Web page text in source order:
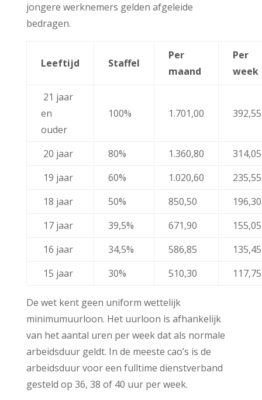
jongere werknemers gelden afgeleide
bedragen.
Leeftijd Staffel
Per
maand
Per
week
21 jaar
en
ouder
100% 1.701,00 392,55
20 jaar 80% 1.360,80
314,05
19 jaar
60% 1.020,60
235,55
18 jaar
50% 850,50
196,30
17 jaar
39,5% 671,90
155,05
16 jaar
34,5% 586,85
135,45
15 jaar
30% 510,30 117,75
De wet kent geen uniform wettelijk
minimumuurloon. Het uurloon is afhankelijk
van het aantal uren per week dat als normale
arbeidsduur geldt. In de meeste cao’s is de
arbeidsduur voor een fulltime dienstverband
gesteld op 36, 38 of 40 uur per week.